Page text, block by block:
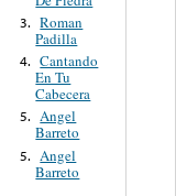
3. Roman
Padilla
4. Cantando
En Tu
Cabecera
5. Angel
Barreto
5. Angel
Barreto